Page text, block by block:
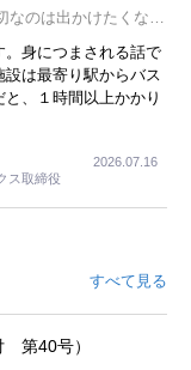
外車が停まっている
そうです。今回の記
のは出かけたくなる
身につまされる話で
は最寄り駅からバス
、１時間以上かかり
施設を選択したので
ニアの住まい選び
も考えない外池ない
ス取締役
2026.07.16
すべて見る
第40号）